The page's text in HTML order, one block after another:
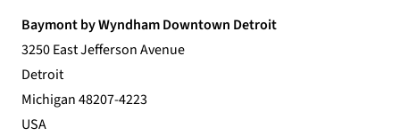
Baymont by Wyndham Downtown Detroit
3250 East Jefferson Avenue
Detroit
Michigan 48207-4223
USA